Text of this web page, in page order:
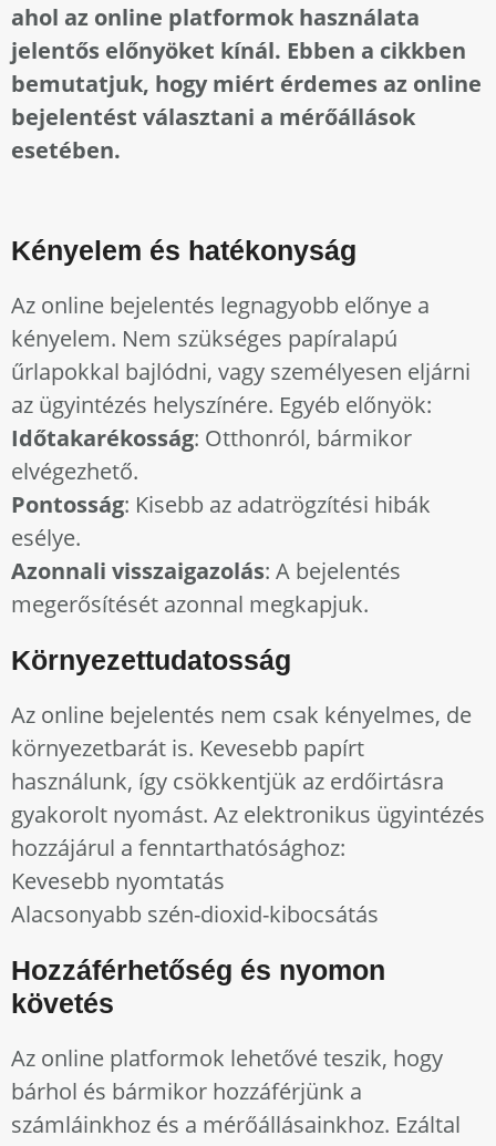
ahol az online platformok használata
jelentős előnyöket kínál. Ebben a cikkben
bemutatjuk, hogy miért érdemes az online
bejelentést választani a mérőállások
esetében.
Kényelem és hatékonyság
Az online bejelentés legnagyobb előnye a
kényelem. Nem szükséges papíralapú
űrlapokkal bajlódni, vagy személyesen eljárni
az ügyintézés helyszínére. Egyéb előnyök:
Időtakarékosság: Otthonról, bármikor
elvégezhető.
Pontosság: Kisebb az adatrögzítési hibák
esélye.
Azonnali visszaigazolás: A bejelentés
megerősítését azonnal megkapjuk.
Környezettudatosság
Az online bejelentés nem csak kényelmes, de
környezetbarát is. Kevesebb papírt
használunk, így csökkentjük az erdőirtásra
gyakorolt nyomást. Az elektronikus ügyintézés
hozzájárul a fenntarthatósághoz:
Kevesebb nyomtatás
Alacsonyabb szén-dioxid-kibocsátás
Hozzáférhetőség és nyomon
követés
Az online platformok lehetővé teszik, hogy
bárhol és bármikor hozzáférjünk a
számláinkhoz és a mérőállásainkhoz. Ezáltal